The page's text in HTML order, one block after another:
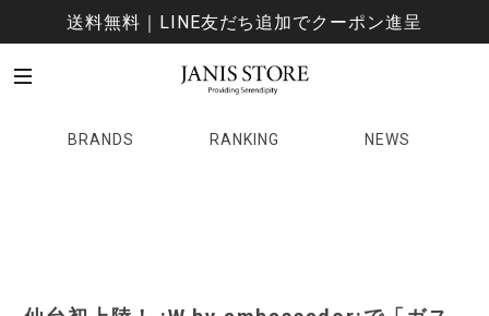
送料無料｜LINE友だち追加でクーポン進呈
BRANDS RANKING NEWS